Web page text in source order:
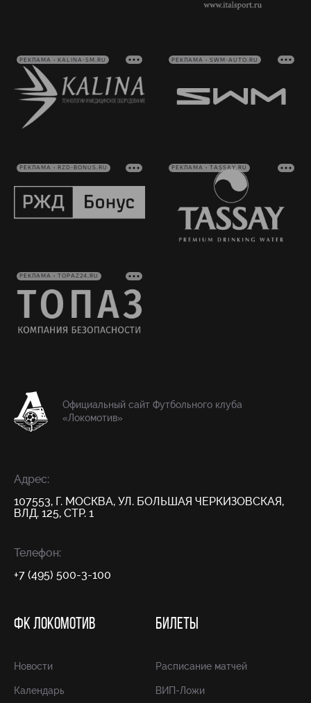
РЕКЛАМА • KALINA-SM.RU РЕКЛАМА • SWM-AUTO.RU
РЕКЛАМА • RZD-BONUS.RU РЕКЛАМА • TASSAY.RU
РЕКЛАМА • TOPAZ24.RU
Официальный сайт Футбольного клуба
«Локомотив»
Адрес:
107553, Г. МОСКВА, УЛ. БОЛЬШАЯ ЧЕРКИЗОВСКАЯ,
ВЛД. 125, СТР. 1
Телефон:
+7 (495) 500-3-100
ФК ЛОКОМОТИВ
Новости
Календарь
БИЛЕТЫ
Расписание матчей
ВИП-Ложи